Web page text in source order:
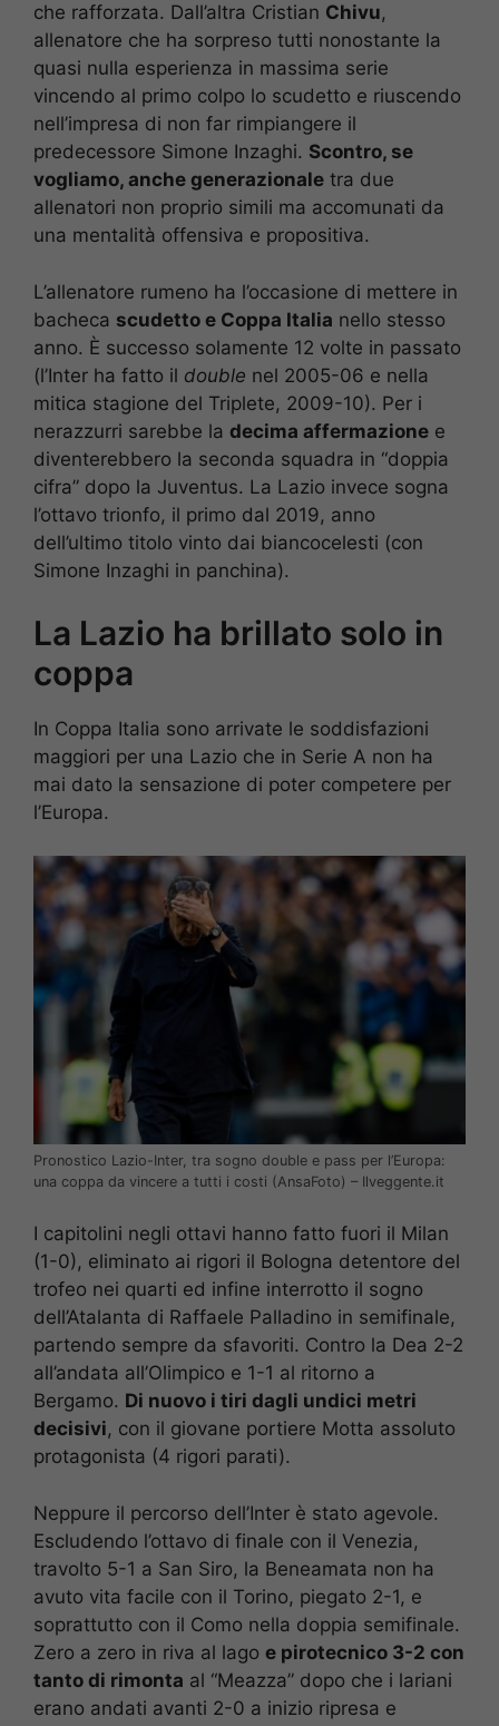
che rafforzata. Dall’altra Cristian Chivu,
allenatore che ha sorpreso tutti nonostante la
quasi nulla esperienza in massima serie
vincendo al primo colpo lo scudetto e riuscendo
nell’impresa di non far rimpiangere il
predecessore Simone Inzaghi. Scontro, se
vogliamo, anche generazionale tra due
allenatori non proprio simili ma accomunati da
una mentalità offensiva e propositiva.
L’allenatore rumeno ha l’occasione di mettere in
bacheca scudetto e Coppa Italia nello stesso
anno. È successo solamente 12 volte in passato
(l’Inter ha fatto il double nel 2005-06 e nella
mitica stagione del Triplete, 2009-10). Per i
nerazzurri sarebbe la decima affermazione e
diventerebbero la seconda squadra in “doppia
cifra” dopo la Juventus. La Lazio invece sogna
l’ottavo trionfo, il primo dal 2019, anno
dell’ultimo titolo vinto dai biancocelesti (con
Simone Inzaghi in panchina).
La Lazio ha brillato solo in
coppa
In Coppa Italia sono arrivate le soddisfazioni
maggiori per una Lazio che in Serie A non ha
mai dato la sensazione di poter competere per
l’Europa.
Pronostico Lazio-Inter, tra sogno double e pass per l’Europa:
una coppa da vincere a tutti i costi (AnsaFoto) – Ilveggente.it
I capitolini negli ottavi hanno fatto fuori il Milan
(1-0), eliminato ai rigori il Bologna detentore del
trofeo nei quarti ed infine interrotto il sogno
dell’Atalanta di Raffaele Palladino in semifinale,
partendo sempre da sfavoriti. Contro la Dea 2-2
all’andata all’Olimpico e 1-1 al ritorno a
Bergamo. Di nuovo i tiri dagli undici metri
decisivi, con il giovane portiere Motta assoluto
protagonista (4 rigori parati).
Neppure il percorso dell’Inter è stato agevole.
Escludendo l’ottavo di finale con il Venezia,
travolto 5-1 a San Siro, la Beneamata non ha
avuto vita facile con il Torino, piegato 2-1, e
soprattutto con il Como nella doppia semifinale.
Zero a zero in riva al lago e pirotecnico 3-2 con
tanto di rimonta al “Meazza” dopo che i lariani
erano andati avanti 2-0 a inizio ripresa e